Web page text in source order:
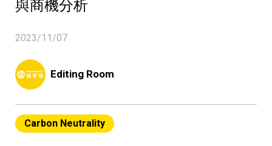
與商機分析
2023/11/07
Editing Room
Carbon Neutrality